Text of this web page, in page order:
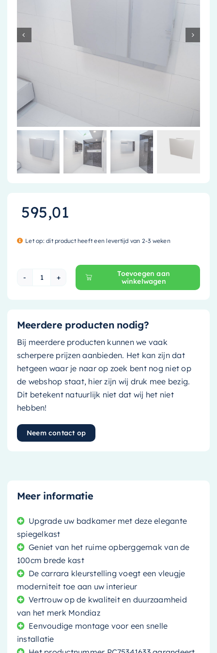
Installatiemateriaal
Klimaatbeheersing
595,01
Let op: dit product heeft een levertijd van 2-3 weken
Mondiaz Spiegelkast Cubb - 100cm - carrara -
Toevoegen aan
winkelwagen
Meerdere producten nodig?
Bij meerdere producten kunnen we vaak
scherpere prijzen aanbieden. Het kan zijn dat
hetgeen waar je naar op zoek bent nog niet op
de webshop staat, hier zijn wij druk mee bezig.
Dit betekent natuurlijk niet dat wij het niet
hebben!
Neem contact op
Meer informatie
Upgrade uw badkamer met deze elegante
spiegelkast
Geniet van het ruime opberggemak van de
100cm brede kast
De carrara kleurstelling voegt een vleugje
moderniteit toe aan uw interieur
Vertrouw op de kwaliteit en duurzaamheid
van het merk Mondiaz
Eenvoudige montage voor een snelle
installatie